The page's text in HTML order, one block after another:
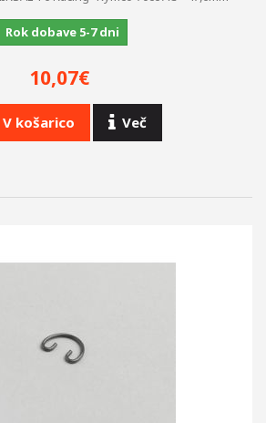
Rok dobave 5-7 dni
10,07€
V košarico Več